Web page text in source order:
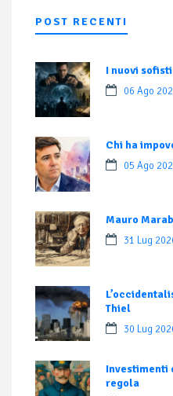
POST RECENTI
I nuovi
06 Ago
Chi ha
05 Ago
Mauro
31 Lug
Thiel
30 Lug
Investimenti
regola